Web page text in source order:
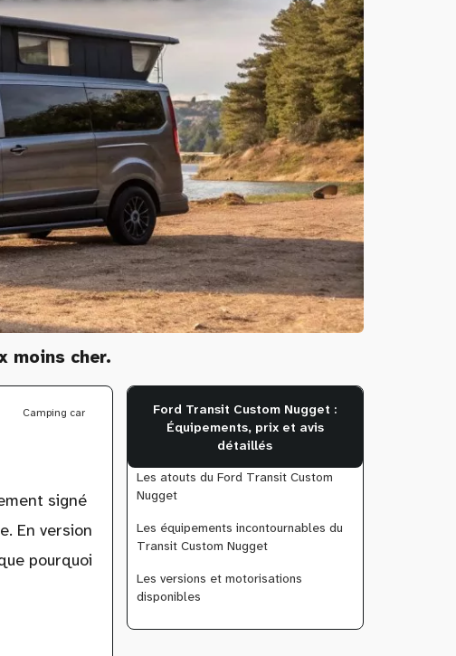
moins cher.
Camping car
signé
En version
pourquoi
Ford Transit Custom Nugget :
Équipements, prix et avis
détaillés
Les atouts du Ford Transit Custom
Nugget
Les équipements incontournables du
Transit Custom Nugget
Les versions et motorisations
disponibles